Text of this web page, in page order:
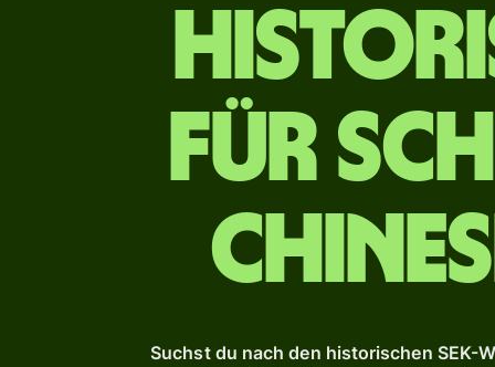
für
Suchst du nach den historischen SEK-